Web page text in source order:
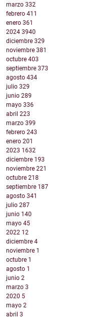
marzo 332
febrero 411
enero 361
2024 3940
diciembre 329
noviembre 381
octubre 403
septiembre 373
agosto 434
julio 329
junio 289
mayo 336
abril 223
marzo 399
febrero 243
enero 201
2023 1632
diciembre 193
noviembre 221
octubre 218
septiembre 187
agosto 341
julio 287
junio 140
mayo 45
2022 12
diciembre 4
noviembre 1
octubre 1
agosto 1
junio 2
marzo 3
2020 5
mayo 2
abril 3